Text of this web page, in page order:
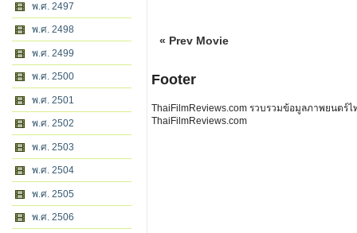
พ.ศ. 2497
พ.ศ. 2498
พ.ศ. 2499
พ.ศ. 2500
พ.ศ. 2501
พ.ศ. 2502
พ.ศ. 2503
พ.ศ. 2504
พ.ศ. 2505
พ.ศ. 2506
« Prev Movie
Footer
ThaiFilmReviews.com รวบรวมข้อมูลภาพยนตร์
ThaiFilmReviews.com